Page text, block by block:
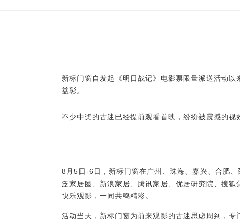
新标门窗自发起 《明日战记》电影票限量派送活动
益彰。
不少中奖的古迷已经提前观看首映，纷纷被震撼的视
8月5日-6日，新标门窗在广州、珠海、嘉兴、合肥
泛家居圈、新浪家居、
腾讯家 居、 优居研究院、 搜狐
快乐观影，一同共鸣精彩。
活动当天，新标门窗为前来观影的古迷思虑周到，专